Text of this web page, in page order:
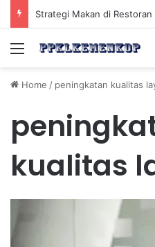
Menu
Home / peningkatan kualitas
kualitas